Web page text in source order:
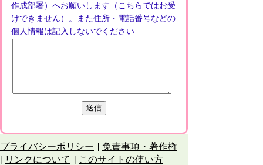
作成部署）へお願いします（こちらではお受
けできません）。また住所・電話番号などの
個人情報は記入しないでください
プライバシーポリシー
免責事項・著作権
リンクについて
このサイトの使い方